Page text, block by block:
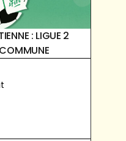
: LIGUE 2